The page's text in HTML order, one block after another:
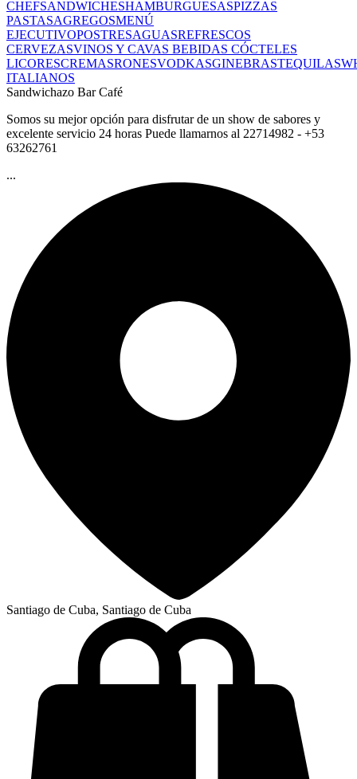
CHEFSANDWICHESHAMBURGUESASPIZZAS
PASTASAGREGOSMENÚ
EJECUTIVOPOSTRESAGUASREFRESCOS
CERVEZASVINOS Y CAVAS BEBIDAS CÓCTELES
LICORESCREMASRONESVODKASGINEBRASTEQUILAS
ITALIANOS
Sandwichazo Bar Café
Somos su mejor opción para disfrutar de un show de sabores y
excelente servicio 24 horas Puede llamarnos al 22714982 - +53
63262761
...
Santiago de Cuba, Santiago de Cuba